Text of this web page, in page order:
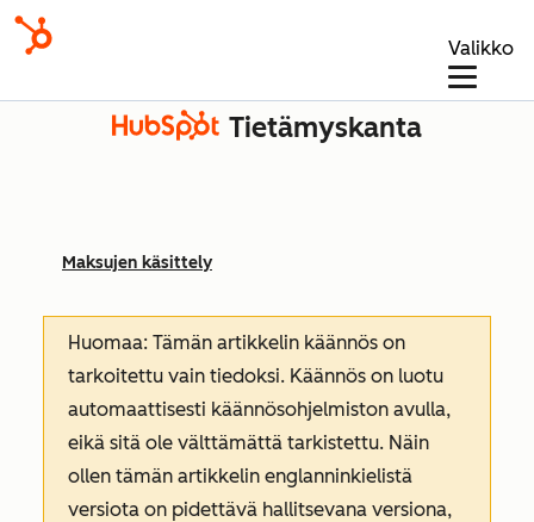
Valikko
Tietämyskanta
Maksujen käsittely
Huomaa: Tämän artikkelin käännös on
tarkoitettu vain tiedoksi. Käännös on luotu
automaattisesti käännösohjelmiston avulla,
eikä sitä ole välttämättä tarkistettu. Näin
ollen tämän artikkelin englanninkielistä
versiota on pidettävä hallitsevana versiona,